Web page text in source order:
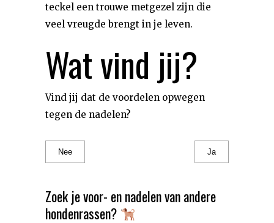
teckel een trouwe metgezel zijn die
veel vreugde brengt in je leven.
Wat vind jij?
Vind jij dat de voordelen opwegen
tegen de nadelen?
Nee Ja
Zoek je voor- en nadelen van andere
hondenrassen?